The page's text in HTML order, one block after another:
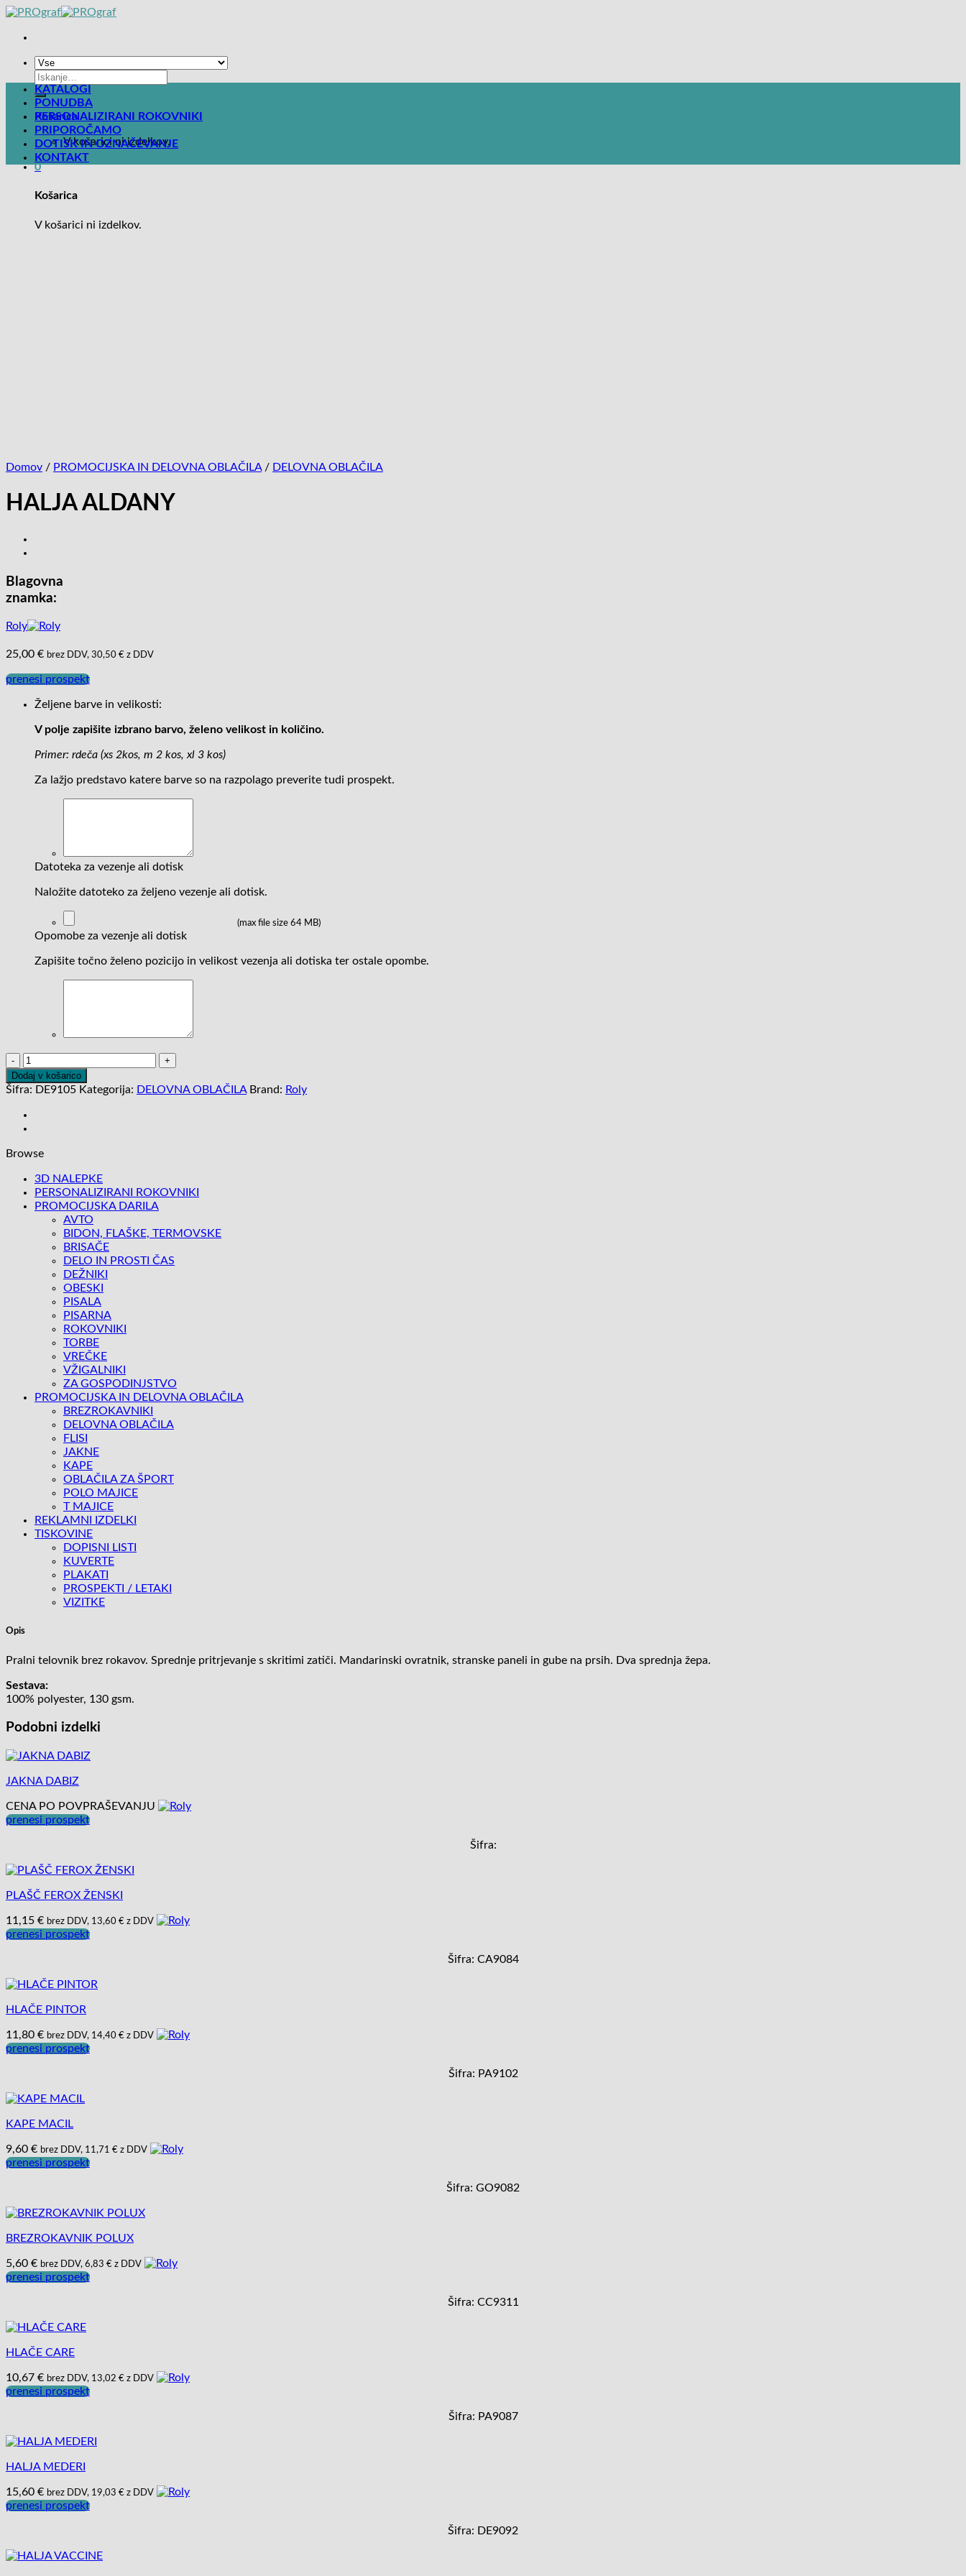
Skoči
vsebino
Išči:
Košarica0
V košarici ni izdelkov.
0
Košarica
V košarici ni izdelkov.
KATALOGI
PONUDBA
PERSONALIZIRANI ROKOVNIKI
PRIPOROČAMO
DOTISK IN OZNAČEVANJE
KONTAKT
Domov / PROMOCIJSKA IN DELOVNA OBLAČILA / DELOVNA OBLAČILA
HALJA ALDANY
Blagovna
znamka:
Roly
25,00 € brez DDV, 30,50 € z DDV
prenesi prospekt
Željene barve in velikosti:
V polje zapišite izbrano barvo, želeno velikost in količino.
Primer: rdeča (xs 2kos, m 2 kos, xl 3 kos)
Za lažjo predstavo katere barve so na razpolago preverite tudi prospekt.
Datoteka za vezenje ali dotisk
Naložite datoteko za željeno vezenje ali dotisk.
(max file size 64 MB)
Opomobe za vezenje ali dotisk
Zapišite točno želeno pozicijo in velikost vezenja ali dotiska ter ostale opombe.
HALJA
ALDANY
količina
Dodaj v košarico
Šifra: DE9105 Kategorija: DELOVNA OBLAČILA Brand: Roly
Browse
3D NALEPKE
PERSONALIZIRANI ROKOVNIKI
PROMOCIJSKA DARILA
AVTO
BIDON, FLAŠKE, TERMOVSKE
BRISAČE
DELO IN PROSTI ČAS
DEŽNIKI
OBESKI
PISALA
PISARNA
ROKOVNIKI
TORBE
VREČKE
VŽIGALNIKI
ZA GOSPODINJSTVO
PROMOCIJSKA IN DELOVNA OBLAČILA
BREZROKAVNIKI
DELOVNA OBLAČILA
FLISI
JAKNE
KAPE
OBLAČILA ZA ŠPORT
POLO MAJICE
T MAJICE
REKLAMNI IZDELKI
TISKOVINE
DOPISNI LISTI
KUVERTE
PLAKATI
PROSPEKTI / LETAKI
VIZITKE
Opis
Pralni telovnik brez rokavov. Sprednje pritrjevanje s skritimi zatiči. Mandarinski ovratnik, stranske paneli in gube na prsih. Dva sprednja žepa.
Sestava:
100% polyester, 130 gsm.
Podobni izdelki
JAKNA DABIZ
CENA PO POVPRAŠEVANJU
prenesi prospekt
Šifra:
PLAŠČ FEROX ŽENSKI
11,15 € brez DDV, 13,60 € z DDV
prenesi prospekt
Šifra: CA9084
HLAČE PINTOR
11,80 € brez DDV, 14,40 € z DDV
prenesi prospekt
Šifra: PA9102
KAPE MACIL
9,60 € brez DDV, 11,71 € z DDV
prenesi prospekt
Šifra: GO9082
BREZROKAVNIK POLUX
5,60 € brez DDV, 6,83 € z DDV
prenesi prospekt
Šifra: CC9311
HLAČE CARE
10,67 € brez DDV, 13,02 € z DDV
prenesi prospekt
Šifra: PA9087
HALJA MEDERI
15,60 € brez DDV, 19,03 € z DDV
prenesi prospekt
Šifra: DE9092